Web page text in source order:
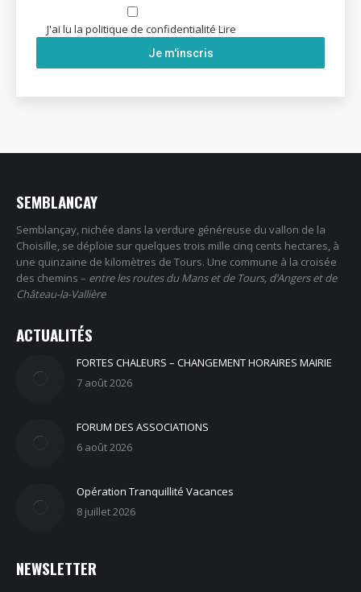
J'ai lu la politique de confidentialité Lire
SEMBLANCAY
Semblançay, nichée dans la verdure généreuse du vallon de la
Choisille, se déploie sur quelques trois mille cinq cents hectares, à
une quinzaine de kilomètres de Tours. Une commune à la croisée
des chemins – entre les routes du Mans et de Tours, d’Angers et de
Château-la-Vallière
ACTUALITÉS
FORTES CHALEURS – CHANGEMENT HORAIRES MAIRIE
7 août 2026
FORUM DES ASSOCIATIONS
6 août 2026
Opération Tranquillité Vacances
8 juillet 2026
NEWSLETTER